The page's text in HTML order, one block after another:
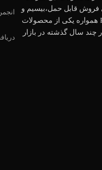
فروش قابل حمل،بیسیم و
غیر تماسی اشاره نمود. محصولات شرکت PAX همواره یکی از محصولات
چند سال گذشته در بازار